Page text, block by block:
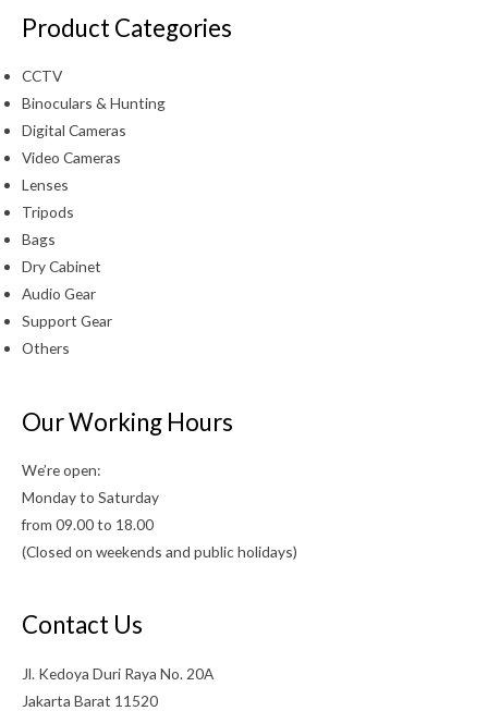
Product Categories
CCTV
Binoculars & Hunting
Digital Cameras
Video Cameras
Lenses
Tripods
Bags
Dry Cabinet
Audio Gear
Support Gear
Others
Our Working Hours
We’re open:
Monday to Saturday
from 09.00 to 18.00
(Closed on weekends and public holidays)
Contact Us
Jl. Kedoya Duri Raya No. 20A
Jakarta Barat 11520